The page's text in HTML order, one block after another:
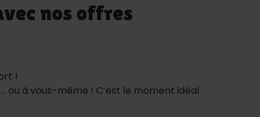
nos offres
!
ou à vous-même ! C’est le moment idéal